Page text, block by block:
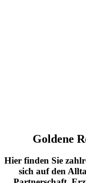
Goldene
Hier finden Sie
sich auf den